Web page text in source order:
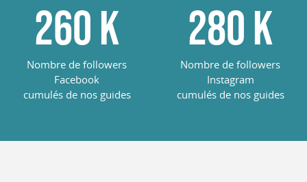
260 K
Nombre de followers
Facebook
cumulés de nos guides
285 K
Nombre de followers
Instagram
cumulés de nos guides